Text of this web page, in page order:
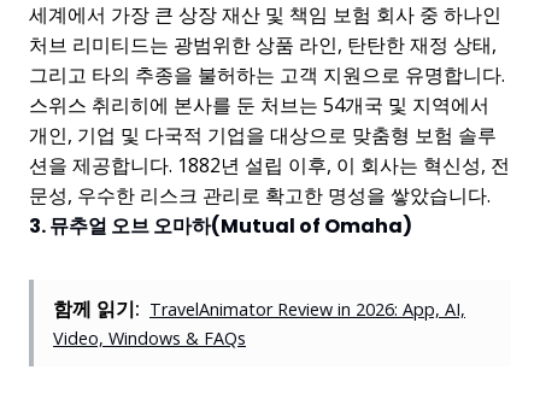
세계에서 가장 큰 상장 재산 및 책임 보험 회사 중 하나인
처브 리미티드는 광범위한 상품 라인, 탄탄한 재정 상태,
그리고 타의 추종을 불허하는 고객 지원으로 유명합니다.
스위스 취리히에 본사를 둔 처브는 54개국 및 지역에서
개인, 기업 및 다국적 기업을 대상으로 맞춤형 보험 솔루
션을 제공합니다. 1882년 설립 이후, 이 회사는 혁신성, 전
문성, 우수한 리스크 관리로 확고한 명성을 쌓았습니다.
3. 뮤추얼 오브 오마하(Mutual of Omaha)
함께 읽기: TravelAnimator Review in 2026: App, AI,
Video, Windows & FAQs